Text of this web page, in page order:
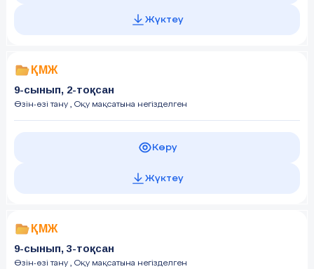
Жүктеу
ҚМЖ
9-сынып, 2-тоқсан
Өзін-өзі тану , Оқу мақсатына негізделген
Көру
Жүктеу
ҚМЖ
9-сынып, 3-тоқсан
Өзін-өзі тану , Оқу мақсатына негізделген